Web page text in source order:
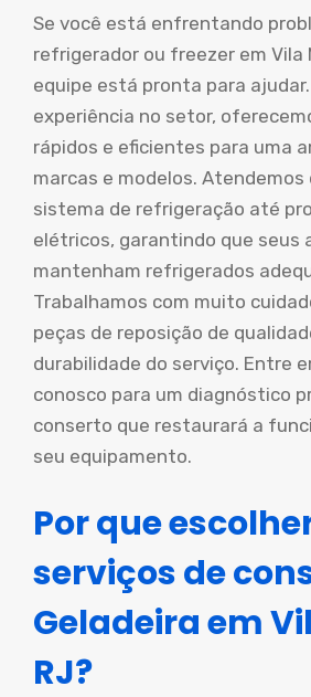
Se você está enfrentando
refrigerador ou freezer em Vila
equipe está pronta para
experiência no setor,
rápidos e eficientes para uma
marcas e modelos.
sistema de refrigeração até
elétricos, garantindo que seus
mantenham refrigerados
Trabalhamos com muito
peças de reposição de
durabilidade do serviço. Entre
conosco para um diagnóstico
conserto que restaurará a
seu equipamento.
Por que
serviços de
Geladeira em
RJ?